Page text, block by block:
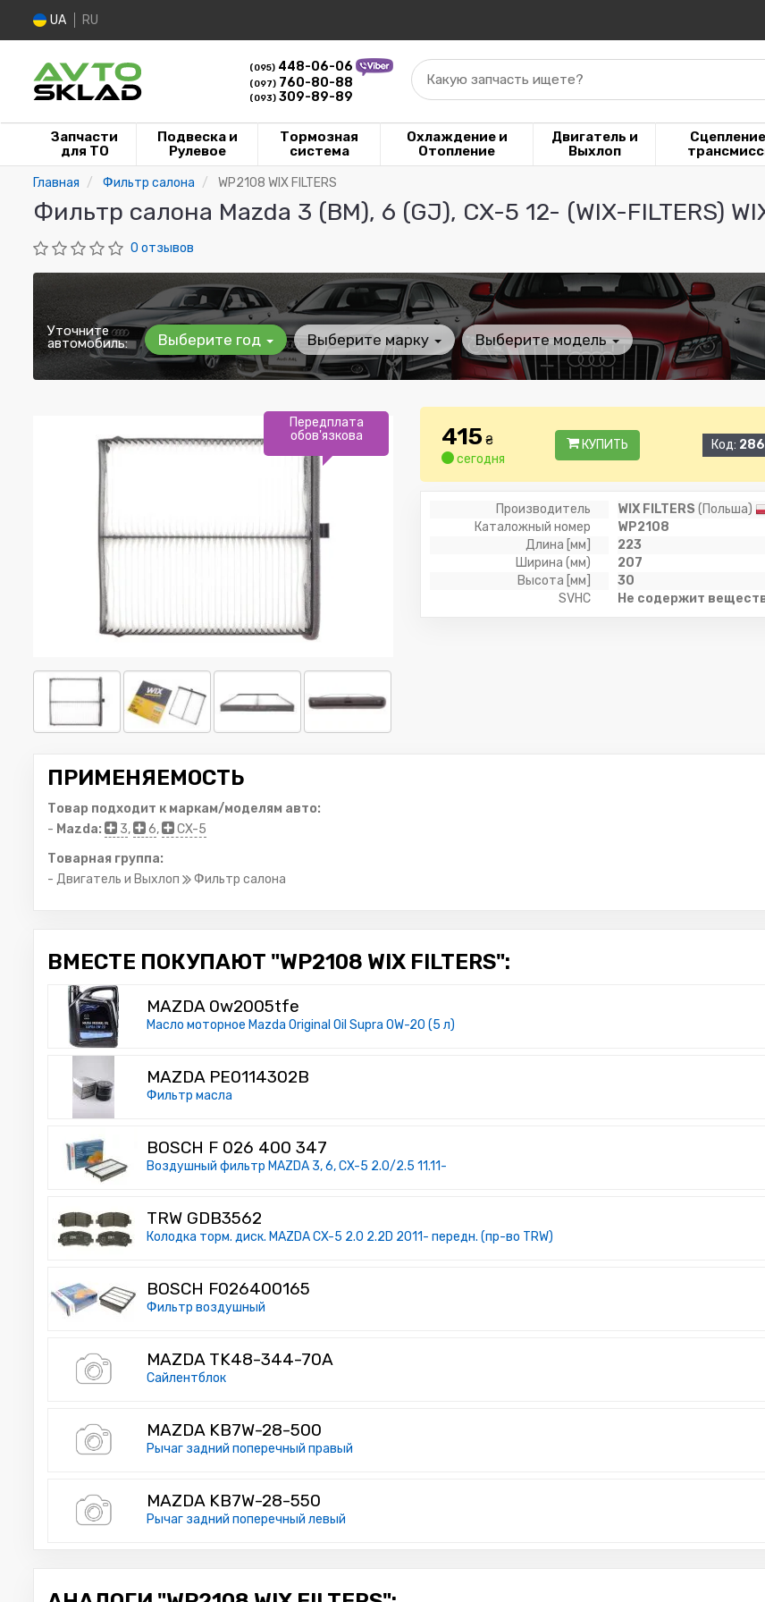
UA RU
(095) 448-06-06
(097) 760-80-88
(093) 309-89-89
Какую запчасть ищете?
Запчасти
для ТО
Подвеска и
Рулевое
Тормозная
система
Охлаждение и
Отопление
Двигатель и
Выхлоп
Главная Фильтр салона WP2108 WIX FILTERS
Фильтр салона Mazda 3 (BM), 6 (GJ), CX-5 12- (WIX-FILTERS)
0 отзывов
Уточните
автомобиль: Выберите год Выберите марку Выберите модель
Передплата
обов'язкова
415₴
сегодня
КУПИТЬ Код:
Производитель WIX FILTERS (Польша)
Каталожный номер
WP2108
Длина [мм]
223
Ширина (мм)
207
Высота [мм]
30
SVHC
Не содержит веществ
ПРИМЕНЯЕМОСТЬ
Товар подходит к маркам/моделям авто:
- Mazda: 3, 6,
CX-5
Товарная группа:
- Двигатель и Выхлоп
Фильтр салона
ВМЕСТЕ ПОКУПАЮТ "WP2108 WIX FILTERS":
MAZDA 0w2005tfe
Масло моторное Mazda Original Oil Supra 0W-20 (5 л)
MAZDA PE0114302B
Фильтр масла
BOSCH F 026 400 347
Воздушный фильтр MAZDA 3, 6, CX-5 2.0/2.5 11.11-
TRW GDB3562
Колодка торм. диск. MAZDA CX-5 2.0 2.2D 2011- передн. (пр-во TRW)
BOSCH F026400165
Фильтр воздушный
MAZDA TK48-344-70A
Сайлентблок
MAZDA KB7W-28-500
Рычаг задний поперечный правый
MAZDA KB7W-28-550
Рычаг задний поперечный левый